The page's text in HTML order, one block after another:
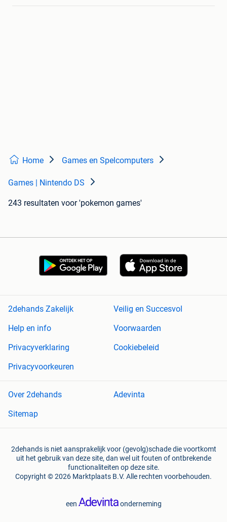
Home Games en Spelcomputers
Games | Nintendo DS
243 resultaten voor 'pokemon games'
2dehands Zakelijk
Veilig en Succesvol
Help en info
Voorwaarden
Privacyverklaring
Cookiebeleid
Privacyvoorkeuren
Over 2dehands
Adevinta
Sitemap
2dehands is niet aansprakelijk voor (gevolg)schade die voortkomt
uit het gebruik van deze site, dan wel uit fouten of ontbrekende
functionaliteiten op deze site.
Copyright © 2026 Marktplaats B.V. Alle rechten voorbehouden.
een onderneming